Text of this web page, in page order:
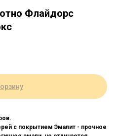
Флайдорс
с покрытием Эмалит - прочное